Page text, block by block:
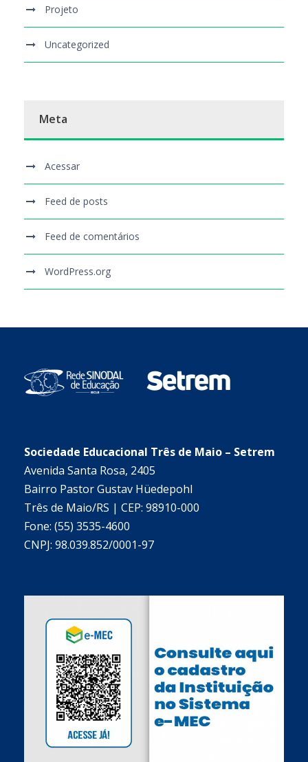
Projeto
Uncategorized
Meta
Acessar
Feed de posts
Feed de comentários
WordPress.org
Sociedade Educacional Três de Maio – Setrem
Avenida Santa Rosa, 2405
Bairro Pastor Gustav Hüedepohl
Três de Maio/RS | CEP: 98910-000
Fone: (55) 3535-4600
CNPJ: 98.039.852/0001-97